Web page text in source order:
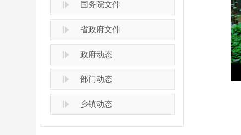
国务院文件
省政府文件
政府动态
部门动态
乡镇动态